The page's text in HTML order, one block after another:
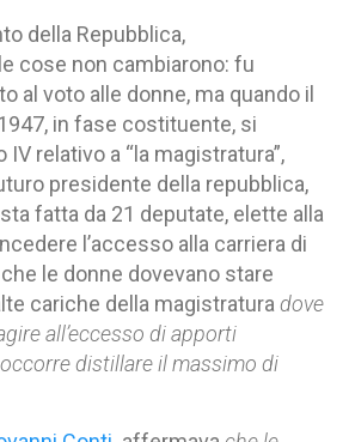
della Repubblica,
cose non cambiarono: fu
al voto alle donne, ma quando il
in fase costituente, si
relativo a “la magistratura”,
presidente della repubblica,
fatta da 21 deputate, elette alla
l’accesso alla carriera di
le donne dovevano stare
cariche della magistratura dove
all’eccesso di apporti
distillare il massimo di